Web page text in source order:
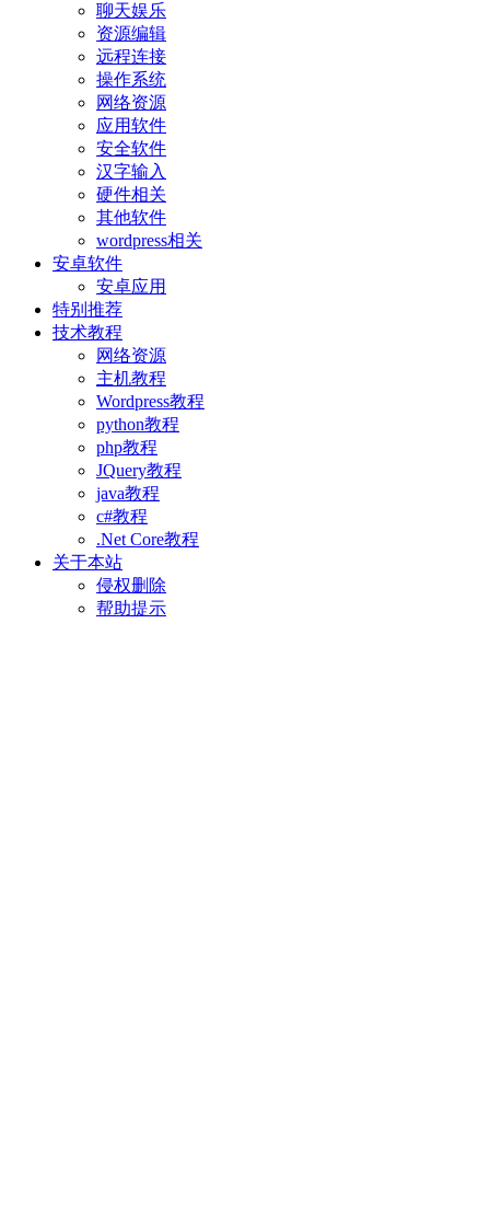
聊天娱乐
资源编辑
远程连接
操作系统
网络资源
应用软件
安全软件
汉字输入
硬件相关
其他软件
wordpress相关
安卓软件
安卓应用
特别推荐
技术教程
网络资源
主机教程
Wordpress教程
python教程
php教程
JQuery教程
java教程
c#教程
.Net Core教程
关于本站
侵权删除
帮助提示